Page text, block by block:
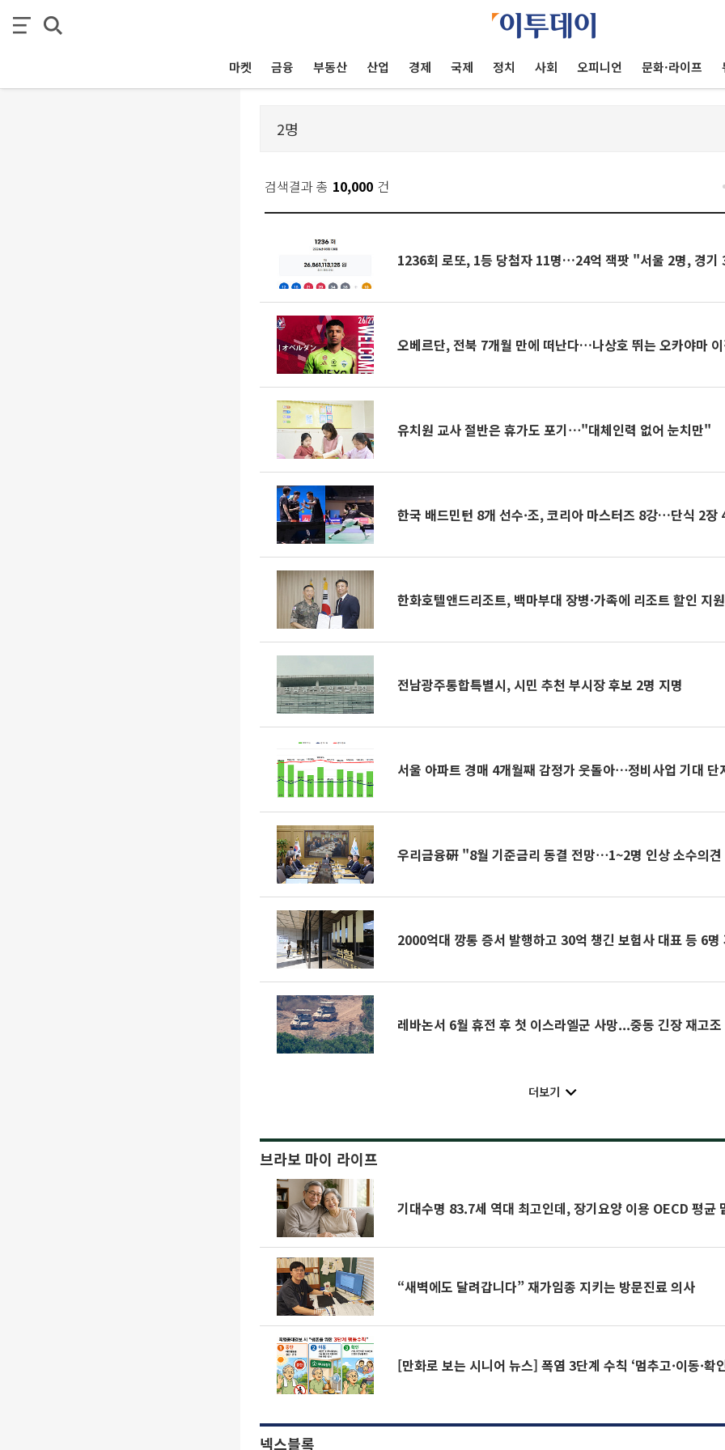
마켓 금융 부동산 산업 경제 국제 정치 사회 오피니언 문화·라이프
검색결과 총 10,000 건
1236회 로또, 1등 당첨자 11명…24억 잭팟 "서울 2명, 경기
오베르단, 전북 7개월 만에 떠난다…나상호 뛰는 오카야마
유치원 교사 절반은 휴가도 포기⋯"대체인력 없어 눈치만"
한국 배드민턴 8개 선수·조, 코리아 마스터즈 8강…단식 2장
한화호텔앤드리조트, 백마부대 장병·가족에 리조트 할인 지원
전남광주통합특별시, 시민 추천 부시장 후보 2명 지명
서울 아파트 경매 4개월째 감정가 웃돌아⋯정비사업 기대
우리금융硏 "8월 기준금리 동결 전망⋯1~2명 인상 소수의
2000억대 깡통 증서 발행하고 30억 챙긴 보험사 대표 등 6명
레바논서 6월 휴전 후 첫 이스라엘군 사망...중동 긴장 재고조
더보기
브라보 마이 라이프
기대수명 83.7세 역대 최고인데, 장기요양 이용 OECD 평균
“새벽에도 달려갑니다” 재가임종 지키는 방문진료 의사
[만화로 보는 시니어 뉴스] 폭염 3단계 수칙 ‘멈추고·이동·확
넥스블록